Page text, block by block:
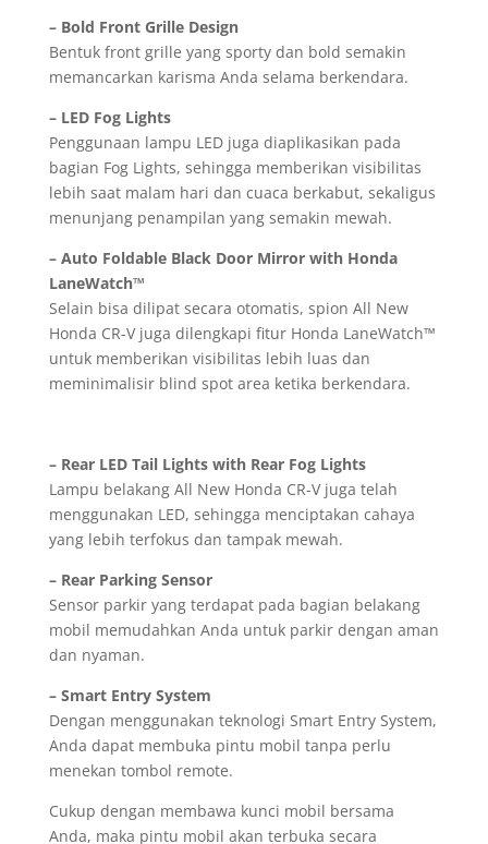
– Bold Front Grille Design
Bentuk front grille yang sporty dan bold semakin
memancarkan karisma Anda selama berkendara.
– LED Fog Lights
Penggunaan lampu LED juga diaplikasikan pada
bagian Fog Lights, sehingga memberikan visibilitas
lebih saat malam hari dan cuaca berkabut, sekaligus
menunjang penampilan yang semakin mewah.
– Auto Foldable Black Door Mirror with Honda
LaneWatch™
Selain bisa dilipat secara otomatis, spion All New
Honda CR-V juga dilengkapi fitur Honda LaneWatch™
untuk memberikan visibilitas lebih luas dan
meminimalisir blind spot area ketika berkendara.
– Rear LED Tail Lights with Rear Fog Lights
Lampu belakang All New Honda CR-V juga telah
menggunakan LED, sehingga menciptakan cahaya
yang lebih terfokus dan tampak mewah.
– Rear Parking Sensor
Sensor parkir yang terdapat pada bagian belakang
mobil memudahkan Anda untuk parkir dengan aman
dan nyaman.
– Smart Entry System
Dengan menggunakan teknologi Smart Entry System,
Anda dapat membuka pintu mobil tanpa perlu
menekan tombol remote.
Cukup dengan membawa kunci mobil bersama
Anda, maka pintu mobil akan terbuka secara